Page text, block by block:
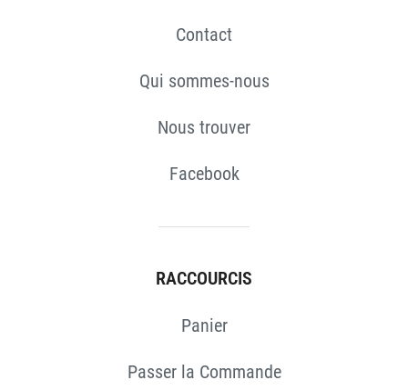
Contact
Qui sommes-nous
Nous trouver
Facebook
RACCOURCIS
Panier
Passer la Commande